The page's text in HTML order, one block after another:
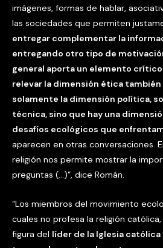
imágenes, formas de hablar,
las sociedades que permiten
entregar complementar la
entregando otro tipo de
general aporta un elemento
relevar la dimensión ética también
solamente la dimensión política,
técnica, sino que hay una
desafíos ecológicos que
aparecen en otras conversaciones.
religión nos permite mostrar la
preguntas (…)”, dice Román.
“Los miembros del movimiento
cuales no profesa la religión
figura del líder de la Iglesia